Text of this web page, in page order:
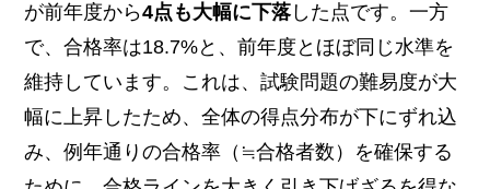
が前年度から4点も大幅に下落 した点です。一方
で、合格率は18.7%と、前年度とほぼ同じ水準を
維持しています。これは、試験問題の難易度が大
幅に上昇したため、全体の得点分布が下にずれ込
み、例年通りの合格率（≒合格者数）を確保する